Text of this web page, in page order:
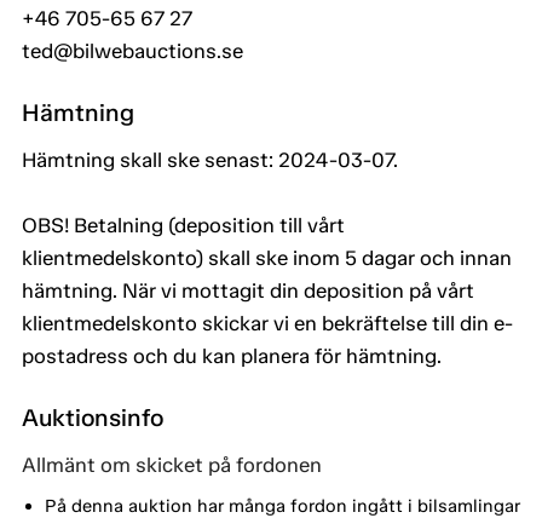
+46 705-65 67 27
ted@bilwebauctions.se
Hämtning
Hämtning skall ske senast: 2024-03-07.
OBS! Betalning (deposition till vårt
klientmedelskonto) skall ske inom 5 dagar och innan
hämtning. När vi mottagit din deposition på vårt
klientmedelskonto skickar vi en bekräftelse till din e-
postadress och du kan planera för hämtning.
Auktionsinfo
Allmänt om skicket på fordonen
På denna auktion har många fordon ingått i bilsamlingar